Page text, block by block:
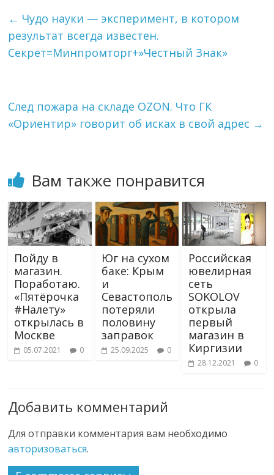
r
a
m
l
a
s
i
в
и
т
← Чудо науки — эксперимент, в котором
результат всегда известен.
Секрет=Минпромторг+»Честный Знак»
След пожара на складе OZON. Что ГК
«Ориентир» говорит об исках в свой адрес →
Вам также понравится
Пойду в
магазин.
Поработаю.
«Пятёрочка
#Налету»
открылась в
Москве
05.07.2021 0
Юг на сухом
баке: Крым
и
Севастополь
потеряли
половину
заправок
25.09.2025 0
Российская
ювелирная
сеть
SOKOLOV
открыла
первый
магазин в
Киргизии
28.12.2021 0
Добавить комментарий
Для отправки комментария вам необходимо
авторизоваться.